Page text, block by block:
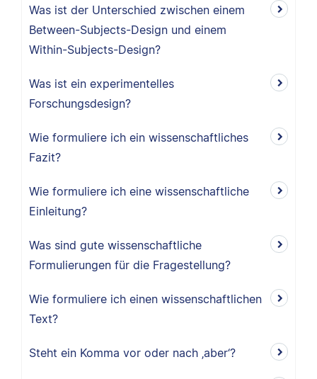
Was ist der Unterschied zwischen einem
Between-Subjects-Design und einem
Within-Subjects-Design?
Was ist ein experimentelles
Forschungsdesign?
Wie formuliere ich ein wissenschaftliches
Fazit?
Wie formuliere ich eine wissenschaftliche
Einleitung?
Was sind gute wissenschaftliche
Formulierungen für die Fragestellung?
Wie formuliere ich einen wissenschaftlichen
Text?
Steht ein Komma vor oder nach ‚aber‘?